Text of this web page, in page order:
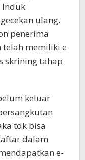
Induk
ulang.
penerima
telah memiliki e
skrining tahap
keluar
tdk bisa
dalam
e-